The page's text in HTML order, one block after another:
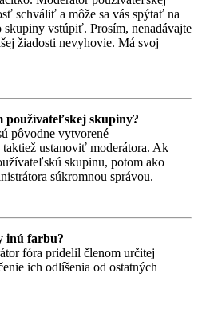
schváliť a môže sa vás spýtať na
skupiny vstúpiť. Prosím, nenadávajte
žiadosti nevyhovie. Má svoj
používateľskej skupiny?
pôvodne vytvorené
ustanoviť moderátora. Ak
skupinu, potom ako
súkromnou správou.
inú farbu?
fóra pridelil členom určitej
ich odlíšenia od ostatných